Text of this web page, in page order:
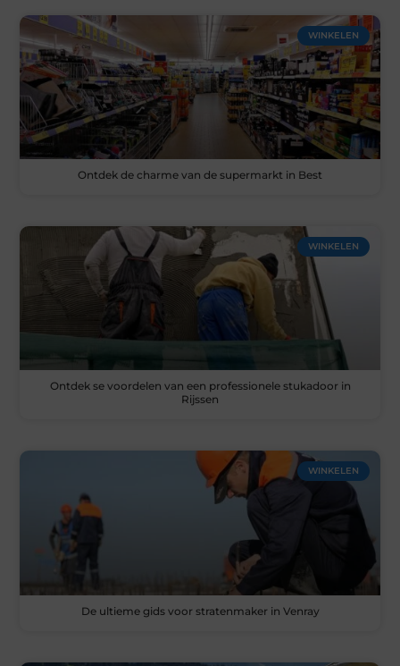
WINKELEN
Ontdek de charme van de supermarkt in Best
WINKELEN
Ontdek se voordelen van een professionele stukadoor in
Rijssen
WINKELEN
De ultieme gids voor stratenmaker in Venray